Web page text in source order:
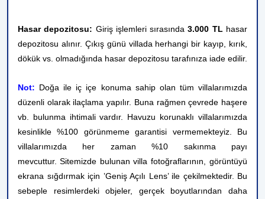
Hasar depozitosu: Giriş işlemleri sırasında3.000 TL hasar
depozitosu alınır. Çıkış günü villada herhangi bir kayıp, kırık,
dökük vs. olmadığında hasar depozitosu tarafınıza iade edilir.
Not: Doğa ile iç içe konuma sahip olan tüm villalarımızda
düzenli olarak ilaçlama yapılır. Buna rağmen çevrede haşere
vb. bulunma ihtimali vardır. Havuzu korunaklı villalarımızda
kesinlikle %100 görünmeme garantisi vermemekteyiz. Bu
villalarımızda her zaman %10 sakınma payı
mevcuttur. Sitemizde bulunan villa fotoğraflarının, görüntüyü
ekrana sığdırmak için ’Geniş Açılı Lens’ ile çekilmektedir. Bu
sebeple resimlerdeki objeler, gerçek boyutlarından daha